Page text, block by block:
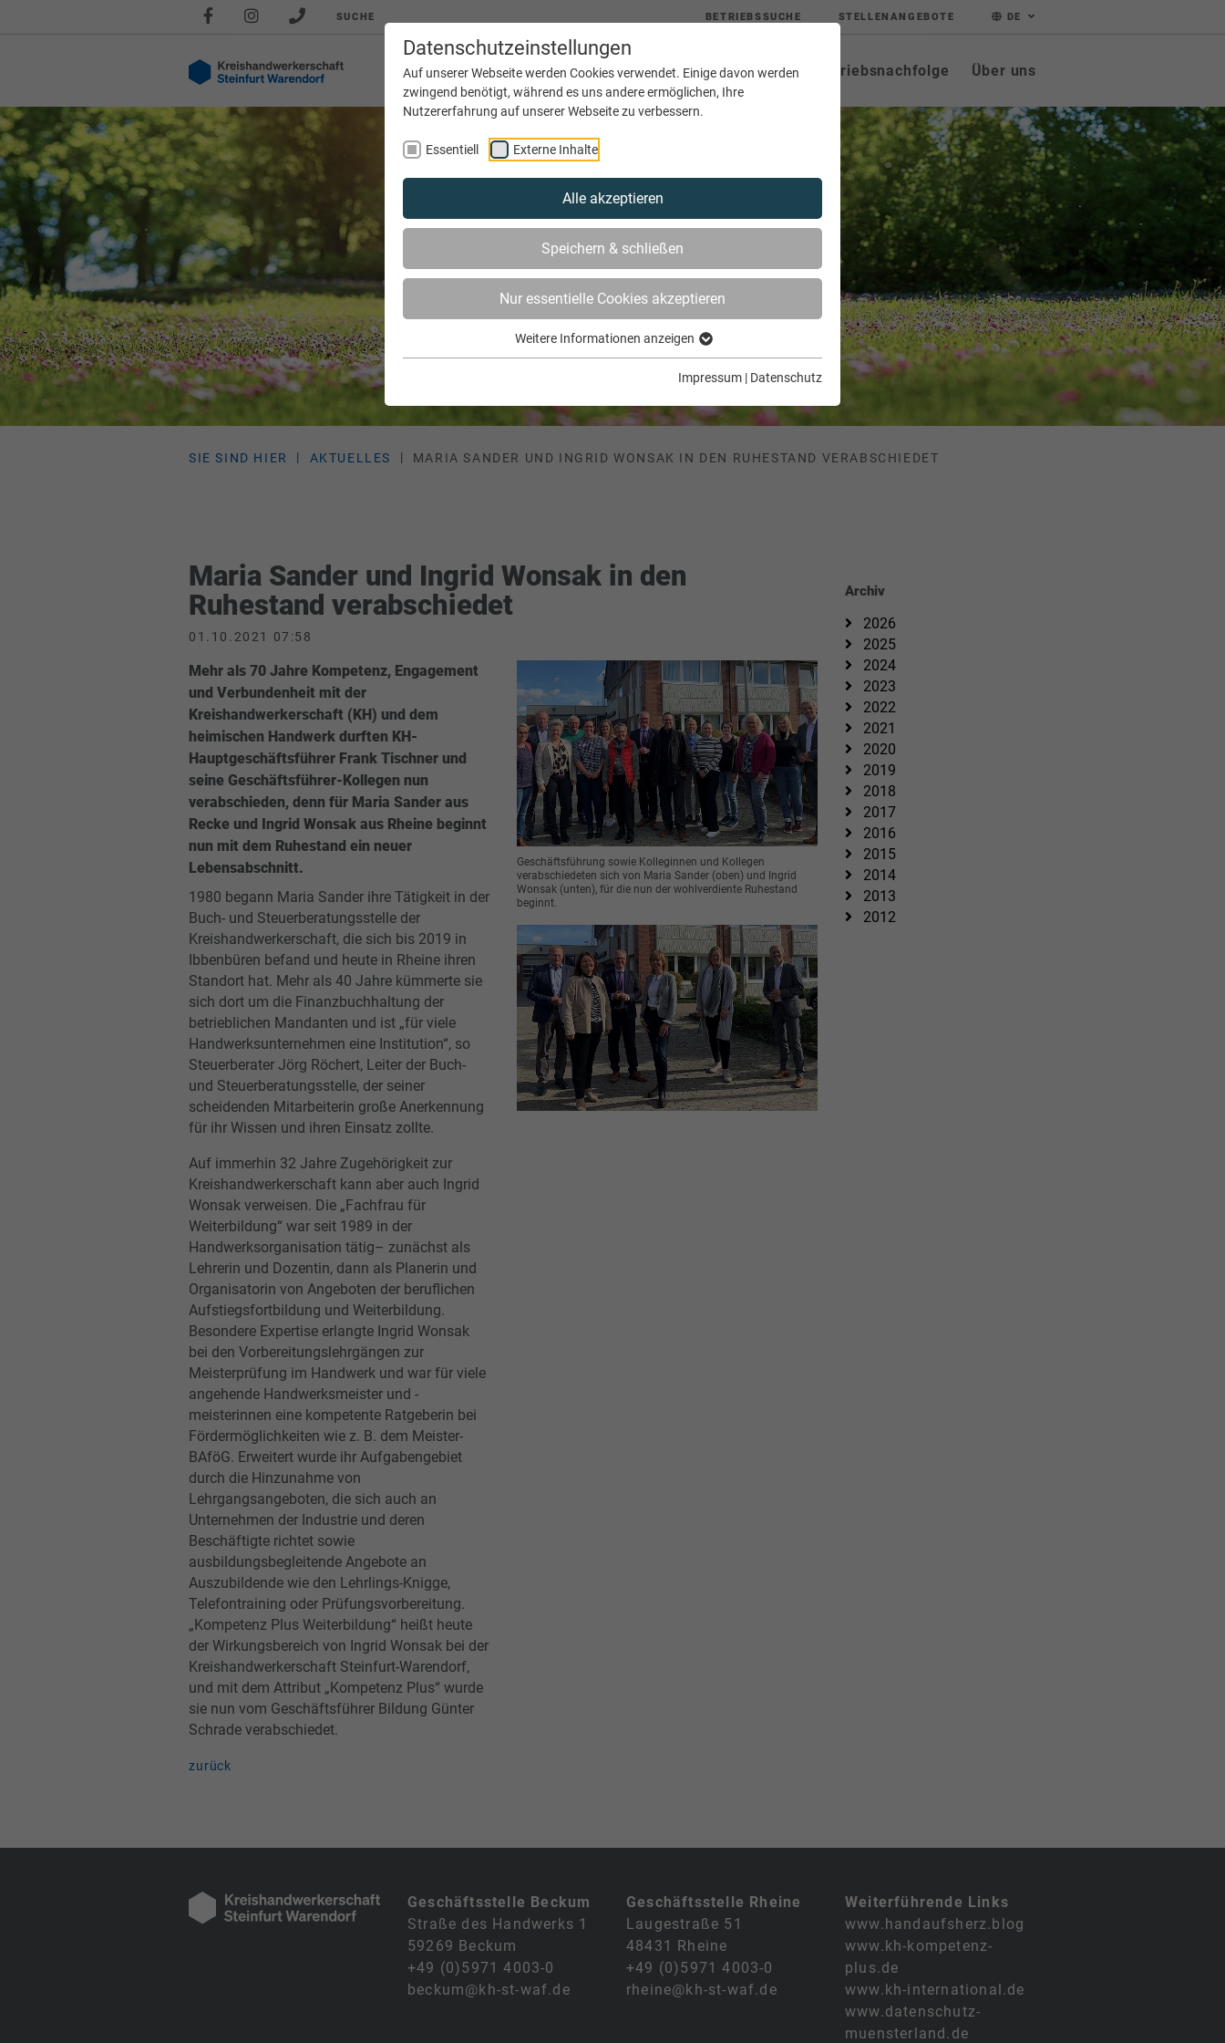
Datenschutzeinstellungen
Auf unserer Webseite werden Cookies verwendet. Einige davon werden
zwingend benötigt, während es uns andere ermöglichen, Ihre
Nutzererfahrung auf unserer Webseite zu verbessern.
Essentiell Externe Inhalte
Alle akzeptieren
Speichern & schließen
Nur essentielle Cookies akzeptieren
Weitere Informationen anzeigen
Impressum | Datenschutz
SUCHE BETRIEBSSUCHE STELLENANGEBOTE DE
Aktuelles Service Bildung Innungen Netzwerke Betriebsnachfolge Über uns
SIE SIND HIER AKTUELLES MARIA SANDER UND INGRID WONSAK IN DEN RUHESTAND VERABSCHIEDET
Maria Sander und Ingrid Wonsak in den
Ruhestand verabschiedet
01.10.2021 07:58
Mehr als 70 Jahre Kompetenz, Engagement
und Verbundenheit mit der
Kreishandwerkerschaft (KH) und dem
heimischen Handwerk durften KH-
Hauptgeschäftsführer Frank Tischner und
seine Geschäftsführer-Kollegen nun
verabschieden, denn für Maria Sander aus
Recke und Ingrid Wonsak aus Rheine beginnt
nun mit dem Ruhestand ein neuer
Lebensabschnitt.
1980 begann Maria Sander ihre Tätigkeit in der
Buch- und Steuerberatungsstelle der
Kreishandwerkerschaft, die sich bis 2019 in
Ibbenbüren befand und heute in Rheine ihren
Standort hat. Mehr als 40 Jahre kümmerte sie
sich dort um die Finanzbuchhaltung der
betrieblichen Mandanten und ist „für viele
Handwerksunternehmen eine Institution“, so
Steuerberater Jörg Röchert, Leiter der Buch-
und Steuerberatungsstelle, der seiner
scheidenden Mitarbeiterin große Anerkennung
für ihr Wissen und ihren Einsatz zollte.
Auf immerhin 32 Jahre Zugehörigkeit zur
Kreishandwerkerschaft kann aber auch Ingrid
Wonsak verweisen. Die „Fachfrau für
Weiterbildung“ war seit 1989 in der
Handwerksorganisation tätig– zunächst als
Lehrerin und Dozentin, dann als Planerin und
Organisatorin von Angeboten der beruflichen
Aufstiegsfortbildung und Weiterbildung.
Besondere Expertise erlangte Ingrid Wonsak
bei den Vorbereitungslehrgängen zur
Meisterprüfung im Handwerk und war für viele
angehende Handwerksmeister und -
meisterinnen eine kompetente Ratgeberin bei
Fördermöglichkeiten wie z. B. dem Meister-
BAföG. Erweitert wurde ihr Aufgabengebiet
durch die Hinzunahme von
Lehrgangsangeboten, die sich auch an
Unternehmen der Industrie und deren
Beschäftigte richtet sowie
ausbildungsbegleitende Angebote an
Auszubildende wie den Lehrlings-Knigge,
Telefontraining oder Prüfungsvorbereitung.
„Kompetenz Plus Weiterbildung“ heißt heute
der Wirkungsbereich von Ingrid Wonsak bei der
Kreishandwerkerschaft Steinfurt-Warendorf,
und mit dem Attribut „Kompetenz Plus“ wurde
sie nun vom Geschäftsführer Bildung Günter
Schrade verabschiedet.
zurück
Geschäftsführung sowie Kolleginnen und Kollegen
verabschiedeten sich von Maria Sander (oben) und Ingrid
Wonsak (unten), für die nun der wohlverdiente Ruhestand
beginnt.
Archiv
2026
2025
2024
2023
2022
2021
2020
2019
2018
2017
2016
2015
2014
2013
2012
Geschäftsstelle Beckum
Straße des Handwerks 1
59269 Beckum
+49 (0)5971 4003-0
beckum@kh-st-waf.de
Geschäftsstelle Rheine
Laugestraße 51
48431 Rheine
+49 (0)5971 4003-0
rheine@kh-st-waf.de
Weiterführende Links
www.handaufsherz.blog
www.kh-kompetenz-
plus.de
www.kh-international.de
www.datenschutz-
muensterland.de